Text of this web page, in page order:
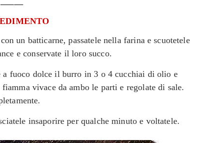
un batticarne, passatele nella farina e scuotetele
e conservate il loro succo.
a fuoco dolce il burro in 3 o 4 cucchiai di olio e
vivace da ambo le parti e regolate di sale.
insaporire per qualche minuto e voltatele.